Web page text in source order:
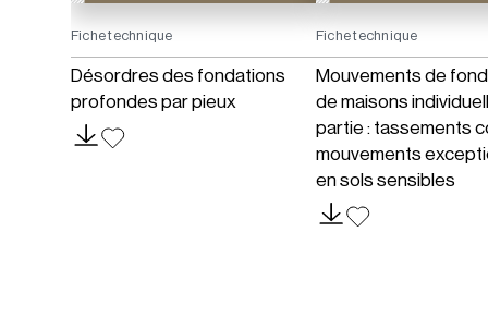
Fiche technique
Désordres des fondations
profondes par pieux
Fiche technique
Mouvements de
de maisons
partie : tassements
mouvements
en sols sensibles